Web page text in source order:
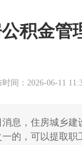
积金管
时间：2026-06-11
消息，住房城乡
的，可以提取